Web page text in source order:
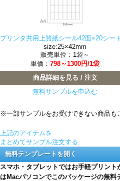
プリンタ共用上質紙シール42面×20シー
size:25×42mm
販売単位：1袋～
単価： 798～1300円/1袋
商品詳細を見る / 注文
無料サンプルを申込む
※一部サンプルをお受けできない商品も
上記のアイテムを
まとめてサンプル注文する
無料テンプレートを開く
スマホ・タブレットではお手軽プリン
はMacパソコンでこのパッケージの無料